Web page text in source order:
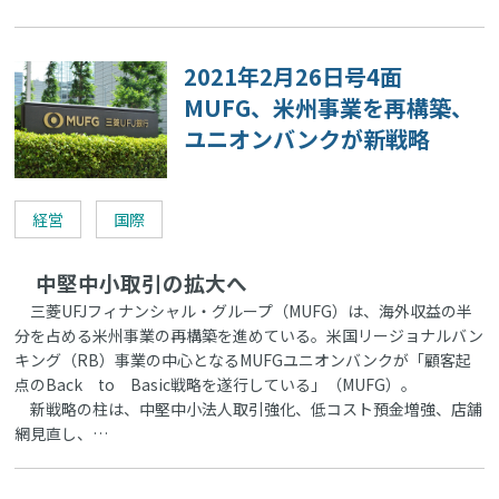
2021年2月26日号4面
MUFG、米州事業を再構築、
ユニオンバンクが新戦略
経営 国際
中堅中小取引の拡大へ
三菱UFJフィナンシャル・グループ（MUFG）は、海外収益の半
分を占める米州事業の再構築を進めている。米国リージョナルバン
キング（RB）事業の中心となるMUFGユニオンバンクが「顧客起
点のBack to Basic戦略を遂行している」（MUFG）。
新戦略の柱は、中堅中小法人取引強化、低コスト預金増強、店舗
網見直し、…